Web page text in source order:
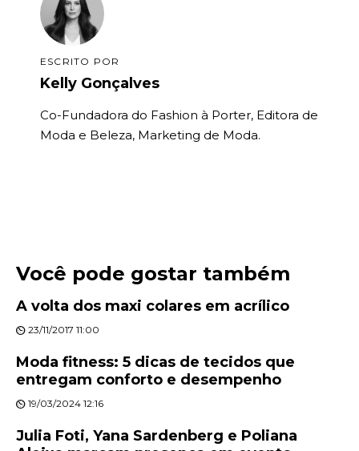
ESCRITO POR
Kelly Gonçalves
Co-Fundadora do Fashion à Porter, Editora de
Moda e Beleza, Marketing de Moda.
Você pode gostar também
A volta dos maxi colares em acrílico
23/11/2017 11:00
Moda fitness: 5 dicas de tecidos que
entregam conforto e desempenho
19/03/2024 12:16
Julia Foti, Yana Sardenberg e Poliana